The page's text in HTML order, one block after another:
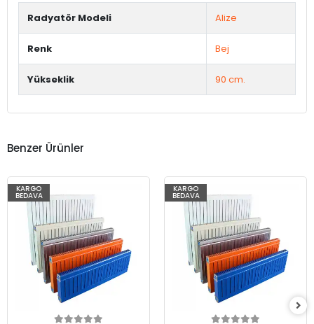
Radyatör Modeli Alize
Renk Bej
Yükseklik 90 cm.
Benzer Ürünler
KARGO
BEDAVA
KARGO
BEDAVA